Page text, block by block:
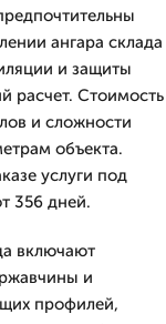
ангара склада
и защиты
расчет. Стоимость
и сложности
объекта.
услуги под
356 дней.
включают
и
профилей,